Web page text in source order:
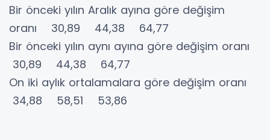
Bir önceki yılın Aralık ayına göre değişim
oranı 30,89 44,38 64,77
Bir önceki yılın aynı ayına göre değişim oranı
30,89 44,38 64,77
On iki aylık ortalamalara göre değişim oranı
34,88 58,51 53,86